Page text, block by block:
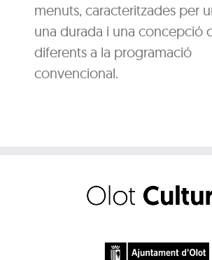
menuts, caracteritzades per
una durada i una concepció
diferents a la programació
convencional.